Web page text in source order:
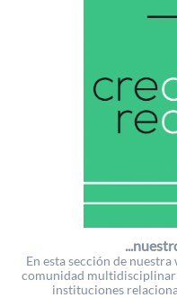
En esta sección de
comunidad multidisciplinar
instituciones